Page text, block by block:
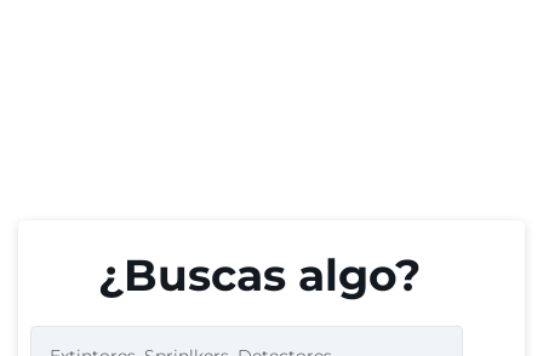
¿Buscas algo?